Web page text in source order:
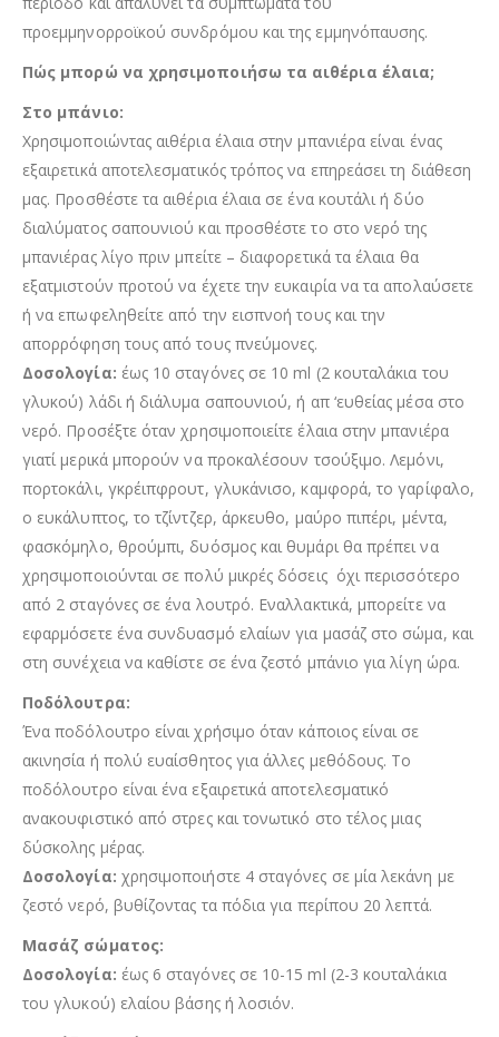
προεμμηνορροϊκού συνδρόμου και της εμμηνόπαυσης.
Πώς μπορώ να χρησιμοποιήσω τα αιθέρια έλαια;
Στο μπάνιο:
Χρησιμοποιώντας αιθέρια έλαια στην μπανιέρα είναι ένας
εξαιρετικά αποτελεσματικός τρόπος να επηρεάσει τη διάθεση
μας. Προσθέστε τα αιθέρια έλαια σε ένα κουτάλι ή δύο
διαλύματος σαπουνιού και προσθέστε το στο νερό της
μπανιέρας λίγο πριν μπείτε – διαφορετικά τα έλαια θα
εξατμιστούν προτού να έχετε την ευκαιρία να τα απολαύσετε
ή να επωφεληθείτε από την εισπνοή τους και την
απορρόφηση τους από τους πνεύμονες.
Δοσολογία: έως 10 σταγόνες σε 10 ml (2 κουταλάκια του
γλυκού) λάδι ή διάλυμα σαπουνιού, ή απ ‘ευθείας μέσα στο
νερό. Προσέξτε όταν χρησιμοποιείτε έλαια στην μπανιέρα
γιατί μερικά μπορούν να προκαλέσουν τσούξιμο. Λεμόνι,
πορτοκάλι, γκρέιπφρουτ, γλυκάνισο, καμφορά, το γαρίφαλο,
ο ευκάλυπτος, το τζίντζερ, άρκευθο, μαύρο πιπέρι, μέντα,
φασκόμηλο, θρούμπι, δυόσμος και θυμάρι θα πρέπει να
χρησιμοποιούνται σε πολύ μικρές δόσεις όχι περισσότερο
από 2 σταγόνες σε ένα λουτρό. Εναλλακτικά, μπορείτε να
εφαρμόσετε ένα συνδυασμό ελαίων για μασάζ στο σώμα, και
στη συνέχεια να καθίστε σε ένα ζεστό μπάνιο για λίγη ώρα.
Ποδόλουτρα:
Ένα ποδόλουτρο είναι χρήσιμο όταν κάποιος είναι σε
ακινησία ή πολύ ευαίσθητος για άλλες μεθόδους. Το
ποδόλουτρο είναι ένα εξαιρετικά αποτελεσματικό
ανακουφιστικό από στρες και τονωτικό στο τέλος μιας
δύσκολης μέρας.
Δοσολογία: χρησιμοποιήστε 4 σταγόνες σε μία λεκάνη με
ζεστό νερό, βυθίζοντας τα πόδια για περίπου 20 λεπτά.
Μασάζ σώματος:
Δοσολογία: έως 6 σταγόνες σε 10-15 ml (2-3 κουταλάκια
του γλυκού) ελαίου βάσης ή λοσιόν.